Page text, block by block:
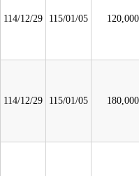
114/12/29 115/01/05 120,000
114/12/29 115/01/05 180,000